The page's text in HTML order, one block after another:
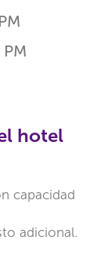
hotel
capacidad
adicional.